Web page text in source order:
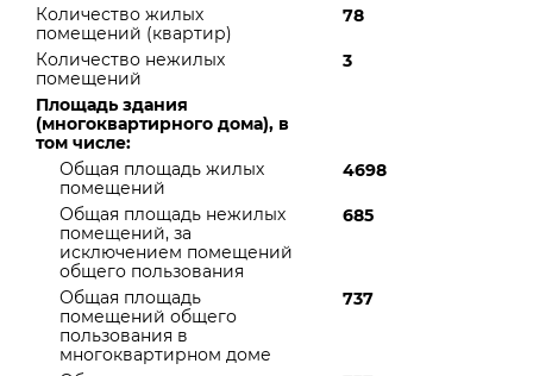
Количество жилых
помещений (квартир)
78
Количество нежилых
помещений
3
Площадь здания
(многоквартирного дома), в
том числе:
Общая площадь жилых
помещений
4698
Общая площадь нежилых
помещений, за
исключением помещений
общего пользования
685
Общая площадь
помещений общего
пользования в
многоквартирном доме
737